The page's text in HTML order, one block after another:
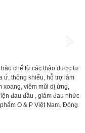
chế từ các thảo dược tự
ứ, thông khiếu, hỗ trợ làm
xoang, viêm mũi dị ứng,
đau đầu , giảm đau nhức
O & P Việt Nam. Đóng